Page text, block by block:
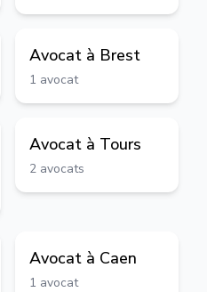
Avocat à Brest
1 avocat
Avocat à Tours
2 avocats
Avocat à Caen
1 avocat